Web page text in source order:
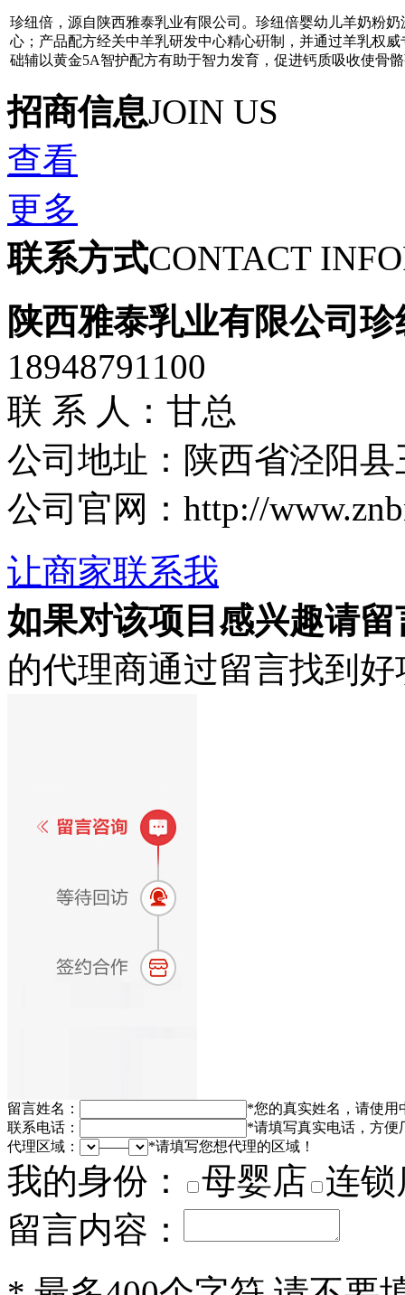
珍纽倍，源自陕西雅泰乳业有限公司。珍纽倍婴幼儿羊奶粉
心；产品配方经关中羊乳研发中心精心硏制，并通过羊乳权
础辅以黄金5A智护配方有助于智力发育，促进钙质吸收使骨
招商信息JOIN US
查看
更多
联系方式CONTACT
陕西雅泰乳业有限公司
18948791100
联 系 人：甘总
公司地址：陕西省泾阳县
公司官网：http://
让商家联系我
如果对该项目感兴趣请留
的代理商通过留言找到
留言姓名： *您的真实姓名，请使用
联系电话：
*请填写真实电话，方便
代理区域：
—— *请填写您想代理的区域！
我的身份： 母婴店 连锁
留言内容：